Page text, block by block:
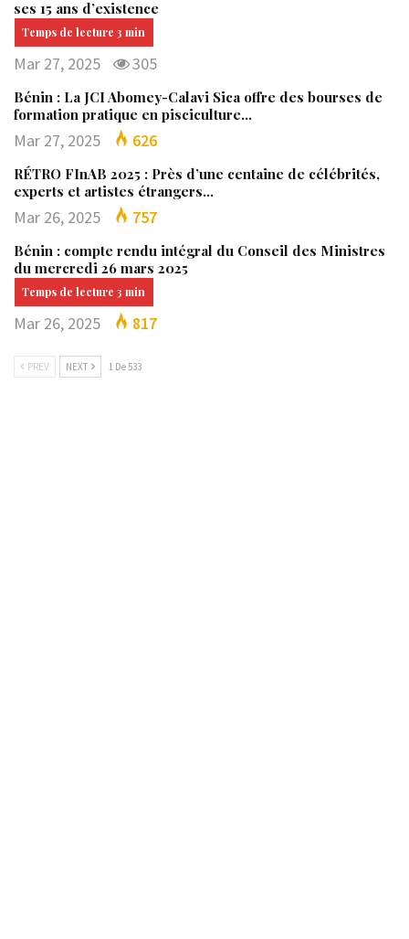
ses 15 ans d’existence
Mar 27, 2025 305
Bénin : La JCI Abomey-Calavi Sica offre des bourses de
formation pratique en pisciculture…
Mar 27, 2025 626
RÉTRO FInAB 2025 : Près d’une centaine de célébrités,
experts et artistes étrangers…
Mar 26, 2025 757
Bénin : compte rendu intégral du Conseil des Ministres
du mercredi 26 mars 2025
Mar 26, 2025 817
PREV NEXT 1 De 533